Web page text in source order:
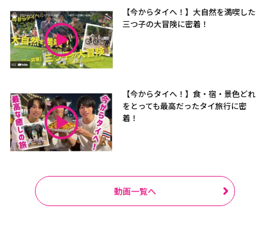
【今からタイへ！】大自然を満喫した
三つ子の大冒険に密着！
【今からタイへ！】食・宿・景色どれ
をとっても最高だったタイ旅行に密
着！
動画一覧へ